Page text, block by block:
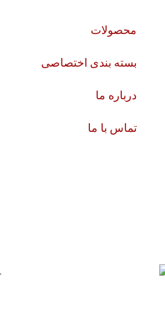
محصولات
بسته بندی اختصاصی
درباره ما
تماس با ما